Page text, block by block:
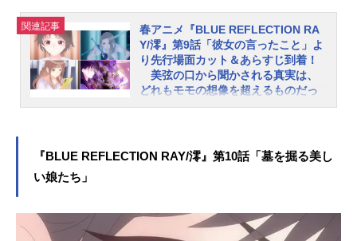
夏だった。一方、美弦と共鳴し、自
分たちがバディだったことを知った
モモは、真相を探るため単独で行動
し始める。それぞれの想いが別の方
向へと向く中、再び想いの暴走が起
ャンペーン実施中...
関連記事
春アニメ『BLUE REFLECTION RA
Y/澪』第9話「彼女の言ったこと」よ
り先行場面カット＆あらすじ到着！
美弦の口から聞かされる真実は、
どれもモモの想像を超えるものだっ
た
UEREFLECTION 幻に舞う少女の
ジェクト」。新作ゲーム2タイトルの
先陣を切って、TVアニメ『BLUERE
『BLUE REFLECTION RAY/澪』第10話「墓を掘る美し
い娘たち」